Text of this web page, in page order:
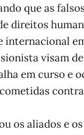
que as
direitos
internacional
visam
em curso e
os aliados e